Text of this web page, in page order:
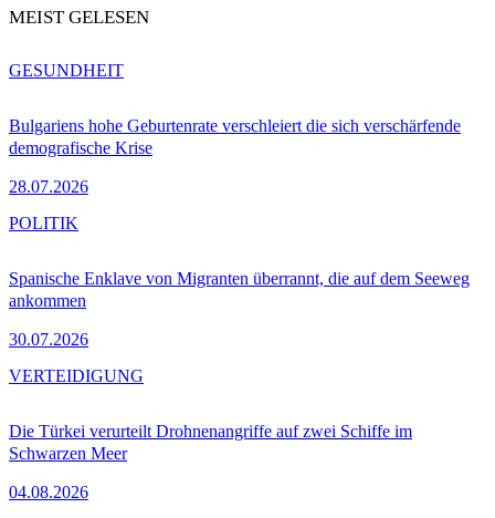
MEIST GELESEN
Bulgariens hohe Geburtenrate verschleiert die sich verschärfende
demografische Krise
28.07.2026
GESUNDHEIT
Spanische Enklave von Migranten überrannt, die auf dem Seeweg
ankommen
30.07.2026
POLITIK
Die Türkei verurteilt Drohnenangriffe auf zwei Schiffe im
Schwarzen Meer
04.08.2026
VERTEIDIGUNG